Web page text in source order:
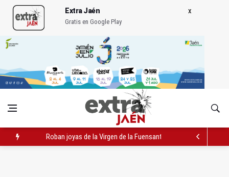
Extra Jaén
Gratis en Google Play
Roban joyas de la Virgen de la Fuensanta Coronada de